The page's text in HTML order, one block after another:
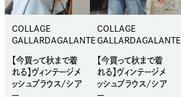
COLLAGE
GALLARDAGALANTE
【今買って秋まで着
れる】ヴィンテージメ
ッシュブラウス/シア
COLLAGE
GALLARDAGALANTE
【今買って秋まで着
れる】ヴィンテージメ
ッシュブラウス/シア